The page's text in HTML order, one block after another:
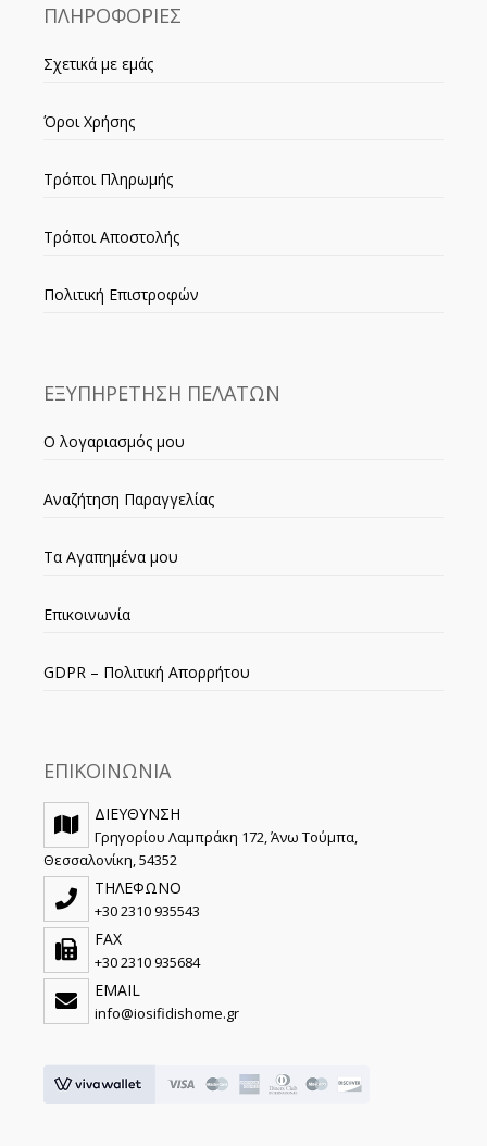
ΠΛΗΡΟΦΟΡΙΕΣ
Σχετικά με εμάς
Όροι Χρήσης
Τρόποι Πληρωμής
Τρόποι Αποστολής
Πολιτική Επιστροφών
ΕΞΥΠΗΡΕΤΗΣΗ ΠΕΛΑΤΩΝ
Ο λογαριασμός μου
Αναζήτηση Παραγγελίας
Τα Αγαπημένα μου
Επικοινωνία
GDPR – Πολιτική Απορρήτου
ΕΠΙΚΟΙΝΩΝΙΑ
ΔΙΕΥΘΥΝΣΗ
Γρηγορίου Λαμπράκη 172, Άνω Τούμπα,
Θεσσαλονίκη, 54352
ΤΗΛΕΦΩΝΟ
+30 2310 935543
FAX
+30 2310 935684
EMAIL
info@iosifidishome.gr